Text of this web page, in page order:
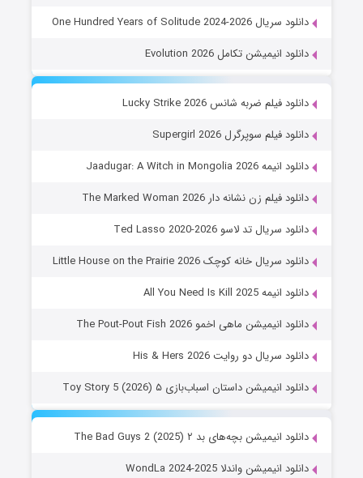
دانلود سریال One Hundred Years of Solitude 2024-2026
دانلود انیمیشن تکامل Evolution 2026
دانلود فیلم ضربه شانس Lucky Strike 2026
دانلود فیلم سوپرگرل Supergirl 2026
دانلود انیمه Jaadugar: A Witch in Mongolia 2026
دانلود فیلم زن نشانه دار The Marked Woman 2026
دانلود سریال تد لاسو Ted Lasso 2020-2026
دانلود سریال خانه کوچک Little House on the Prairie 2026
دانلود انیمه All You Need Is Kill 2025
دانلود انیمیشن ماهی اخمو The Pout-Pout Fish 2026
دانلود سریال دو روایت His & Hers 2026
دانلود انیمیشن داستان اسباب‌بازی ۵ Toy Story 5 (2026)
دانلود انیمیشن بچه‌های بد ۲ The Bad Guys 2 (2025)
دانلود انیمیشن واندلا WondLa 2024-2025